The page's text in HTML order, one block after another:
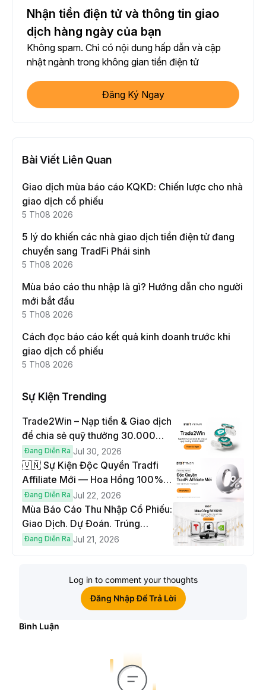
Nhận tiền điện tử và thông tin giao
dịch hàng ngày của bạn
Không spam. Chỉ có nội dung hấp dẫn và cập
nhật ngành trong không gian tiền điện tử
Đăng Ký Ngay
Bài Viết Liên Quan
Giao dịch mùa báo cáo KQKD: Chiến lược cho nhà
giao dịch cổ phiếu
5 Th08 2026
5 lý do khiến các nhà giao dịch tiền điện tử đang
chuyển sang TradFi Phái sinh
5 Th08 2026
Mùa báo cáo thu nhập là gì? Hướng dẫn cho người
mới bắt đầu
5 Th08 2026
Cách đọc báo cáo kết quả kinh doanh trước khi
giao dịch cổ phiếu
5 Th08 2026
Sự Kiện Trending
Trade2Win – Nạp tiền & Giao dịch
để chia sẻ quỹ thưởng 30.000
USDT
Đang Diễn Ra Jul 30, 2026
🇻🇳 Sự Kiện Độc Quyền Tradfi
Affiliate Mới — Hoa Hồng 100% &
Hoàn Phí Qua Đêm
Đang Diễn Ra Jul 22, 2026
Mùa Báo Cáo Thu Nhập Cổ Phiếu:
Giao Dịch. Dự Đoán. Trúng
Cybertruck!
Đang Diễn Ra Jul 21, 2026
Log in to comment your thoughts
Đăng Nhập Để Trả Lời
Bình Luận